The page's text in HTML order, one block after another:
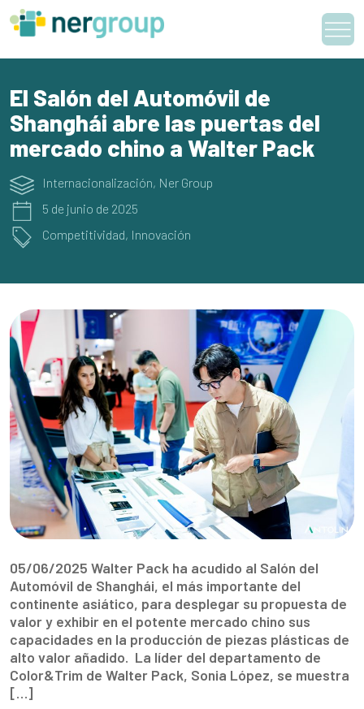
Skip
to
El Salón del Automóvil de
Shanghái abre las puertas del
mercado chino a Walter Pack
Internacionalización, Ner Group
5 de junio de 2025
Competitividad, Innovación
05/06/2025 Walter Pack ha acudido al Salón del
Automóvil de Shanghái, el más importante del
continente asiático, para desplegar su propuesta de
valor y exhibir en el potente mercado chino sus
capacidades en la producción de piezas plásticas de
alto valor añadido. La líder del departamento de
Color&Trim de Walter Pack, Sonia López, se muestra
[…]